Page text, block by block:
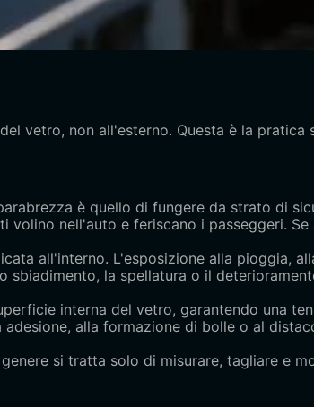
del vetro, non all'esterno. Questa è la pratica
è quello di fungere da strato di
nell'auto e feriscano i passeggeri. Se
all'interno. L'esposizione alla pioggia,
la spellatura o il
interna del vetro, garantendo una
alla formazione di bolle o al
si tratta solo di misurare, tagliare e